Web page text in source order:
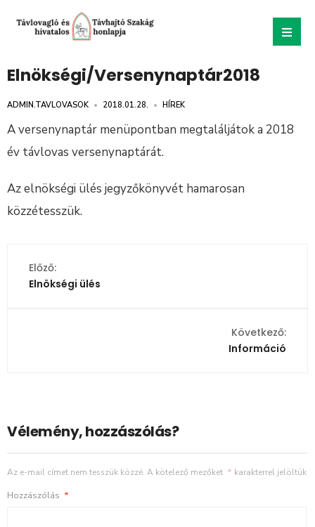
Elnökségi/Versenynaptár2018
ADMIN.TAVLOVASOK • 2018.01.28. • HÍREK
A versenynaptár menüpontban megtaláljátok a 2018
év távlovas versenynaptárát.
Az elnökségi ülés jegyzőkönyvét hamarosan
közzétesszük.
Előző:
Elnökségi ülés
Következő:
Információ
Vélemény, hozzászólás?
Az e-mail címet nem tesszük közzé. A kötelező mezőket * karakterrel jelöltük
Hozzászólás *